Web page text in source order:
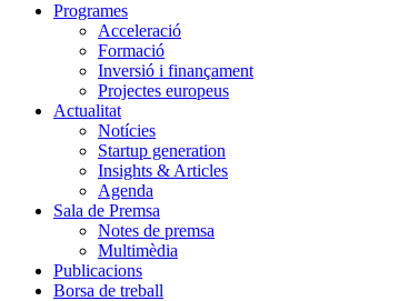
Programes
Acceleració
Formació
Inversió i finançament
Projectes europeus
Actualitat
Notícies
Startup generation
Insights & Articles
Agenda
Sala de Premsa
Notes de premsa
Multimèdia
Publicacions
Borsa de treball